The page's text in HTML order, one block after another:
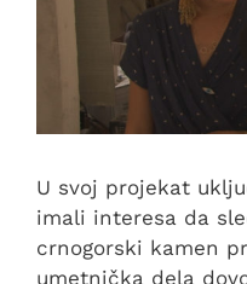
U svoj projekat
imali interesa da
crnogorski kamen
umetnička dela